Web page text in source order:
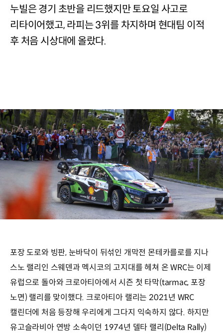
누빌은 경기 초반을 리드했지만 토요일 사고로
리타이어했고, 라피는 3위를 차지하며 현대팀 이적
후 처음 시상대에 올랐다.
포장 도로와 빙판, 눈바닥이 뒤섞인 개막전 몬테카를로를 지나
스노 랠리인 스웨덴과 멕시코의 고지대를 헤쳐 온 WRC는 이제
유럽으로 돌아와 크로아티아에서 시즌 첫 타막(tarmac, 포장
노면) 랠리를 맞이했다. 크로아티아 랠리는 2021년 WRC
캘린더에 처음 등장해 우리에게 그다지 익숙하지 않다. 하지만
유고슬라비아 연방 소속이던 1974년 델타 랠리(Delta Rally)